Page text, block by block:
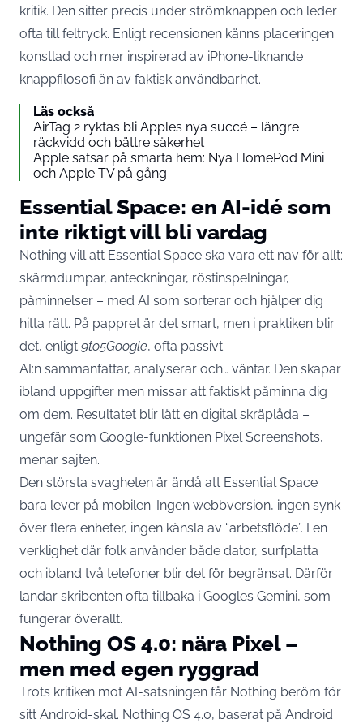
kritik. Den sitter precis under strömknappen och leder
ofta till feltryck. Enligt recensionen känns placeringen
konstlad och mer inspirerad av iPhone-liknande
knappfilosofi än av faktisk användbarhet.
Läs också
AirTag 2 ryktas bli Apples nya succé – längre
räckvidd och bättre säkerhet
Apple satsar på smarta hem: Nya HomePod Mini
och Apple TV på gång
Essential Space: en AI-idé som
inte riktigt vill bli vardag
Nothing vill att Essential Space ska vara ett nav för allt:
skärmdumpar, anteckningar, röstinspelningar,
påminnelser – med AI som sorterar och hjälper dig
hitta rätt. På pappret är det smart, men i praktiken blir
det, enligt 9to5Google, ofta passivt.
AI:n sammanfattar, analyserar och… väntar. Den skapar
ibland uppgifter men missar att faktiskt påminna dig
om dem. Resultatet blir lätt en digital skräplåda –
ungefär som Google-funktionen Pixel Screenshots,
menar sajten.
Den största svagheten är ändå att Essential Space
bara lever på mobilen. Ingen webbversion, ingen synk
över flera enheter, ingen känsla av “arbetsflöde”. I en
verklighet där folk använder både dator, surfplatta
och ibland två telefoner blir det för begränsat. Därför
landar skribenten ofta tillbaka i Googles Gemini, som
fungerar överallt.
Nothing OS 4.0: nära Pixel –
men med egen ryggrad
Trots kritiken mot AI-satsningen får Nothing beröm för
sitt Android-skal. Nothing OS 4.0, baserat på Android